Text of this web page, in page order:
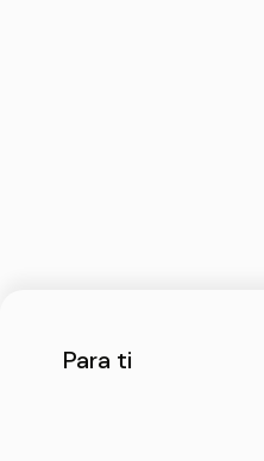
Para ti